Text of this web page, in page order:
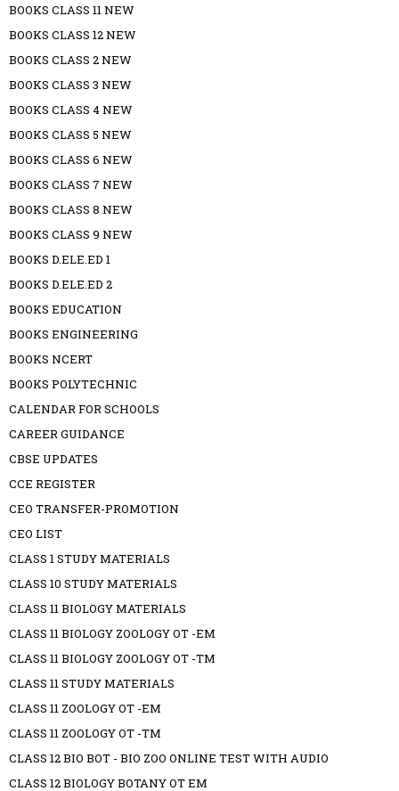
BOOKS CLASS 11 NEW
BOOKS CLASS 12 NEW
BOOKS CLASS 2 NEW
BOOKS CLASS 3 NEW
BOOKS CLASS 4 NEW
BOOKS CLASS 5 NEW
BOOKS CLASS 6 NEW
BOOKS CLASS 7 NEW
BOOKS CLASS 8 NEW
BOOKS CLASS 9 NEW
BOOKS D.ELE.ED 1
BOOKS D.ELE.ED 2
BOOKS EDUCATION
BOOKS ENGINEERING
BOOKS NCERT
BOOKS POLYTECHNIC
CALENDAR FOR SCHOOLS
CAREER GUIDANCE
CBSE UPDATES
CCE REGISTER
CEO TRANSFER-PROMOTION
CEO LIST
CLASS 1 STUDY MATERIALS
CLASS 10 STUDY MATERIALS
CLASS 11 BIOLOGY MATERIALS
CLASS 11 BIOLOGY ZOOLOGY OT -EM
CLASS 11 BIOLOGY ZOOLOGY OT -TM
CLASS 11 STUDY MATERIALS
CLASS 11 ZOOLOGY OT -EM
CLASS 11 ZOOLOGY OT -TM
CLASS 12 BIO BOT - BIO ZOO ONLINE TEST WITH AUDIO
CLASS 12 BIOLOGY BOTANY OT EM